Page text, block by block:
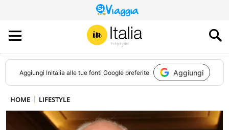
QUESTO
SITO
CONTRIBUISCE
ALL’AUDIENCE
DI
Aggiungi InItalia alle tue fonti Google preferite Aggiungi
HOME LIFESTYLE